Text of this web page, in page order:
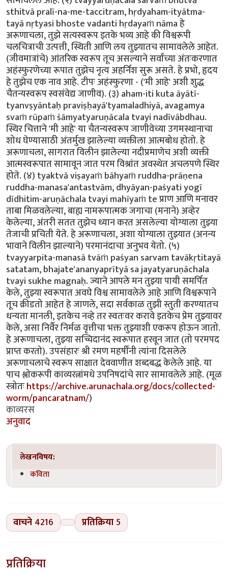
sthitvā pralī-na-me-taccitram, hṛdyaham-ityātma-
tayā nṛtyasi bhoste vadanti hṛdayaṁ nāma हे
अरूणाचला, तुझे सत्यस्वरूप इतके भव्य आहे की विश्वरूपी
चलचित्राची उत्पत्ती, स्थिती आणि लय तुझ्यातच सामावलेले आहेत.
(जीवमात्रांचे) आंतरिक स्वरूप तूच असल्याने सर्वांच्या अंतःकरणात
अहंस्फुरणेच्या रूपात तुझेच नृत्य अहर्निश सुरू असते. हे प्रभो, हृदय
हे तुझेच एक नाव आहे. टीपः अहंस्फुरणा - ('मी आहे' अशी शुद्ध
चैतन्यस्वरूप स्वसंवेद्य जाणीव). (३) aham-iti kuta āyātī-
tyanvṣyāntaḥ praviṣḥayā'tyamaladhiyā, avagamya
svaṁ rūpaṁ śāmyatyaruṇācala tvayi nadīvābdhau.
स्थिर चित्ताने 'मी आहे' या चैतन्यस्वरूप जाणीवेच्या उगमस्थानाचा
शोध घेण्यासाठी अंतर्मुख झालेल्या व्यक्तीला आत्मबोध होतो. हे
अरूणाचला, सागरात विलीन झालेल्या नदीप्रमाणेच अशी व्यक्ती
आत्मस्वरूपात सामावून जात परम विश्रांत अवस्थेत अचलपणे स्थिर
होते. (४) tyaktvā viṣayaṁ bāhyaṁ ruddha-prāṇena
ruddha-manasa'antastvām, dhyāyan-paśyati yogī
dīdhitim-aruṇāchala tvayi mahīyaṁ te प्राण आणि मनावर
ताबा मिळवलेल्या, बाह्य नामरूपात्मक जगाचा (मनाने) अव्हेर
केलेल्या, अंतरी सतत तुझेच ध्यान करत असलेल्या योग्याला तुझ्या
तेजाची प्रचिती येते. हे अरूणाचला, अशा योग्याला तुझ्यात (अनन्य
भावाने विलीन झाल्याने) परमानंदाचा अनुभव येतो. (५)
tvayyarpita-manasā tvāṁ paśyan sarvam tavākṛtitayā
satatam, bhajate'ananyaprītyā sa jayatyaruṇāchala
tvayi sukhe magnaḥ. ज्याने आपले मन तुझ्या पायी समर्पित
केले, तुझ्या स्वरूपात अवघे विश्व सामावलेले आहे आणि विश्वरूपाने
तूच क्रीडतो आहेत हे जाणले, सदा सर्वकाळ तुझी स्तुती करण्यातच
धन्यता मानली, इतकेच नव्हे तर स्वतःवर करावे इतकेच प्रेम तुझ्यावर
केले, असा निर्वैर निर्मळ वृत्तीचा भक्त तुझ्याशी एकरूप होऊन जातो.
हे अरूणाचला, तुझ्या सच्चिदानंद स्वरूपात हरवून जात (तो परमपद
प्राप्त करतो). उपसंहारः श्री रमण महर्षींनी त्यांना दिसलेले
अरूणाचलाचे स्वरूप साक्षात देववाणीत शब्दबद्ध केलेले आहे. या
पाच श्लोकरूपी काव्यरत्नांमधे उपनिषदांचे सार सामावलेले आहे. (मूळ
स्त्रोतःhttps://archive.arunachala.org/docs/collected-
worm/pancaratnam/)
काव्यरस
अनुवाद
लेखनविषय:
कविता
वाचने 4216 प्रतिक्रिया5
प्रतिक्रिया